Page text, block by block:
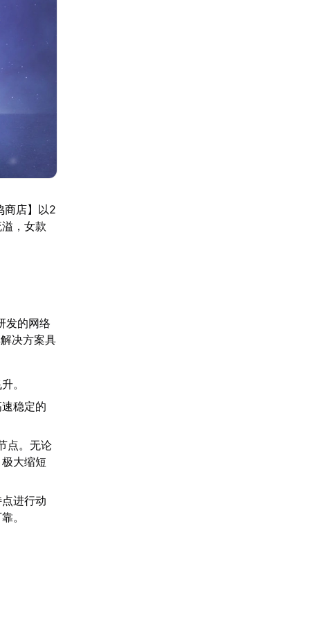
商店】以2
，女款
发的网络
决方案具
。
稳定的
点。无论
大缩短
进行动
。